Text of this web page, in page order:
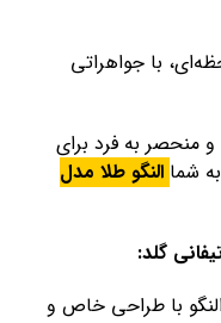
با جواهراتی
منحصر به فرد برای
شما النگو طلا مدل
گلد:
با طراحی خاص و